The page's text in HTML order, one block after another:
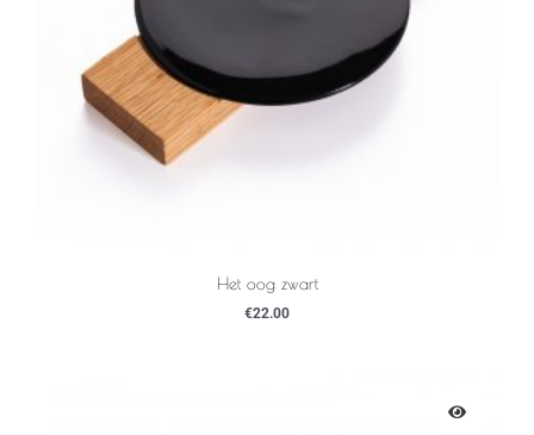
Het oog zwart
€22.00